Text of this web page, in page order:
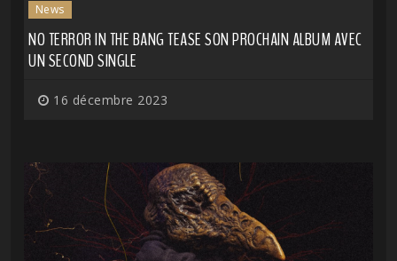
News
NO TERROR IN THE BANG TEASE SON PROCHAIN ALBUM AVEC
UN SECOND SINGLE
16 décembre 2023